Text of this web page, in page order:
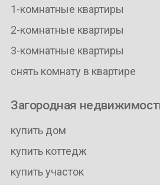
1-комнатные квартиры
2-комнатные квартиры
3-комнатные квартиры
снять комнату в квартире
Загородная
купить дом
купить коттедж
купить участок